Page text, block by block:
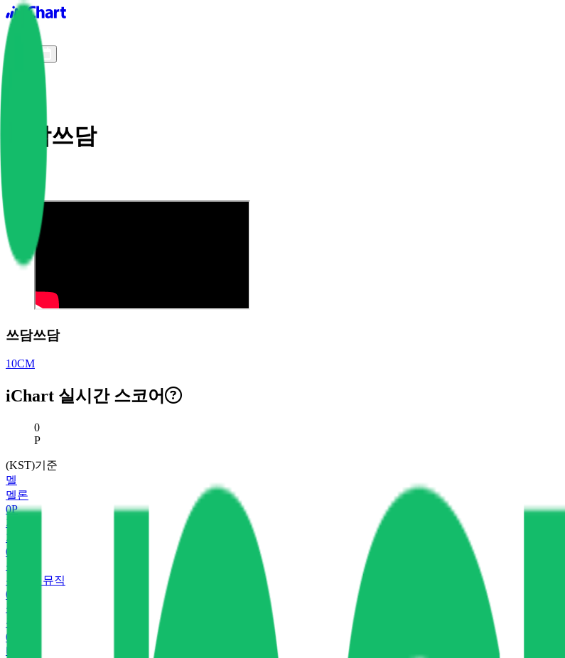
iChart logo
쓰담쓰담
쓰담쓰담
10CM
iChart 실시간 스코어
현재 스코어
0
P
(KST)기준
멜
멜론
0P
지
지니
0
유
유튜브 뮤직
0
플
플로
0
바